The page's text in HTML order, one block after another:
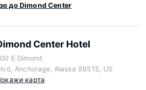
до Dimond Center
Center Hotel
E Dimond
Anchorage, Alaska 99515, US
карта